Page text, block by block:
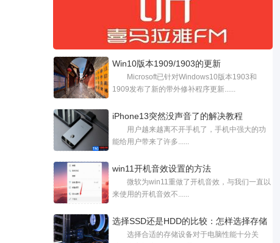
Win10版本1909/1903的更新
KB4586819（内部版本
Microsoft已针对Windows10版本1903和
1909发布了新的带外修补程序更新......
iPhone13突然没声音了的解决教程
用户越来越离不开手机了，手机中强大的功
能给用户带来了许多......
win11开机音效设置的方法
微软为win11重做了开机音效，与我们一直以
来使用的开机音效不......
选择SSD还是HDD的比较：怎样选择存储
更合选择合适的存储设备对于电脑性能十分关